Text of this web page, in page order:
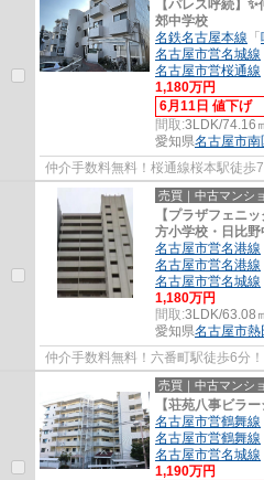
【パレス呼続】
郊中学校
名鉄名古屋本線 「
名古屋市営名城線
名古屋市営桜通線
1,180万円
6月11日 値下げ
間取:3LDK/74.16
愛知県名古屋市南
仲介手数料無料！桜通線桜本駅徒歩
売買｜中古マンシ
【プラザフェニ
方小学校・日比野
名古屋市営名港線
名古屋市営名港線
名古屋市営名城線
1,180万円
間取:3LDK/63.08
愛知県名古屋市熱
仲介手数料無料！六番町駅徒歩6分
売買｜中古マンシ
【荘苑八事ビラ
名古屋市営鶴舞線
名古屋市営鶴舞線
名古屋市営名城線
1,190万円